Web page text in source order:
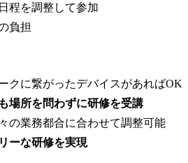
程を調整して参加
負担
クに繋がったデバイスがあればOK
場所を問わずに研修を受講
の業務都合に合わせて調整可能
ーな研修を実現